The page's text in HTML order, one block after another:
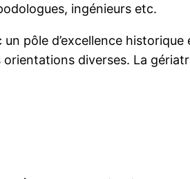
ingénieurs etc.
pôle d’excellence
diverses. La